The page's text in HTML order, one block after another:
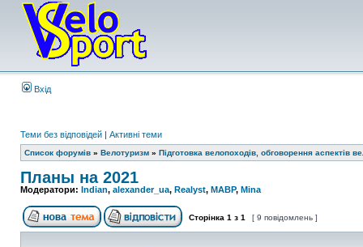
Вхід
Теми без відповідей | Активні теми
Список форумів » Велотуризм » Підготовка велопоходів, обговорення аспектів
Планы на 2021
Модератори: Indian, alexander_ua, Realyst, MABP, Mina
Сторінка 1 з 1 [ 9 повідомлень ]